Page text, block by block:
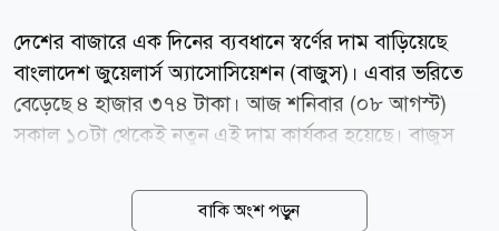
দেশের বাজারে এক দিনের ব্যবধানে স্বর্ণের দাম বাড়িয়েছে
বাংলাদেশ জুয়েলার্স অ্যাসোসিয়েশন (বাজুস)। এবার ভরিতে
বেড়েছে ৪ হাজার ৩৭৪ টাকা। আজ শনিবার (০৮ আগস্ট)
সকাল ১০টা থেকেই নতুন এই দাম কার্যকর হয়েছে। বাজুস
বেড়েছে। ফলে সার্বিক পরিস্থিতি বিবেচনায় ভ্যাটসহ স্বর্ণের নতুন
বাকি অংশ পড়ুন